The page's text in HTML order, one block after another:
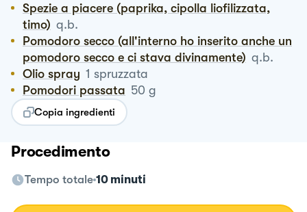
Spezie a piacere (paprika, cipolla liofilizzata,
timo) q.b.
Pomodoro secco (all'interno ho inserito anche un
pomodoro secco e ci stava divinamente) q.b.
Olio spray 1 spruzzata
Pomodori passata 50 g
Copia ingredienti
Procedimento
Tempo totale 10 minuti